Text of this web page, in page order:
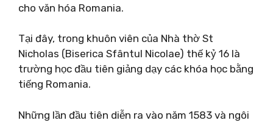
cho văn hóa Romania.
Tại đây, trong khuôn viên của Nhà thờ St
Nicholas (Biserica Sfântul Nicolae) thế kỷ 16 là
trường học đầu tiên giảng dạy các khóa học bằng
tiếng Romania.
Những lần đầu tiên diễn ra vào năm 1583 và ngôi